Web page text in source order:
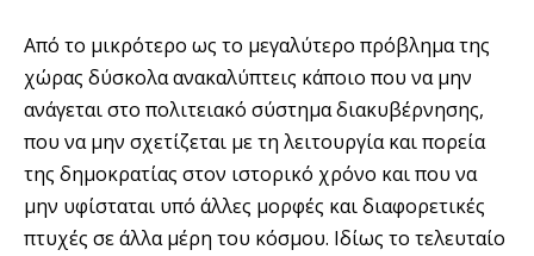
Από το μικρότερο ως το μεγαλύτερο πρόβλημα της
χώρας δύσκολα ανακαλύπτεις κάποιο που να μην
ανάγεται στο πολιτειακό σύστημα διακυβέρνησης,
που να μην σχετίζεται με τη λειτουργία και πορεία
της δημοκρατίας στον ιστορικό χρόνο και που να
μην υφίσταται υπό άλλες μορφές και διαφορετικές
πτυχές σε άλλα μέρη του κόσμου. Ιδίως το τελευταίο